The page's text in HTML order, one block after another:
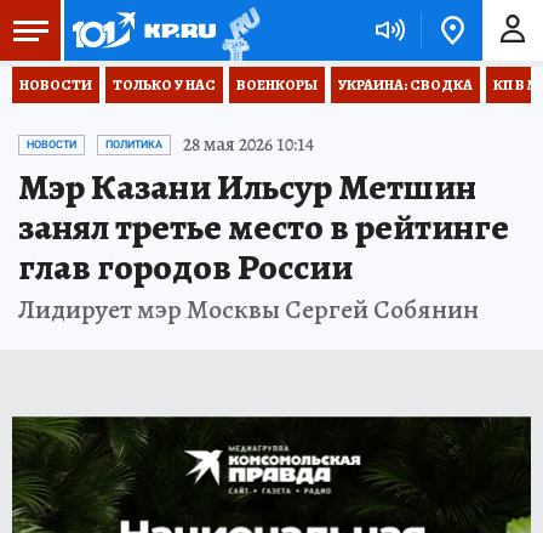
НОВОСТИ ТОЛЬКО У НАС ВОЕНКОРЫ УКРАИНА: СВОДКА КП В
НОВОСТИ ПОЛИТИКА 28 мая 2026 10:14
Мэр Казани Ильсур Метшин
занял третье место в рейтинге
глав городов России
Лидирует мэр Москвы Сергей Собянин